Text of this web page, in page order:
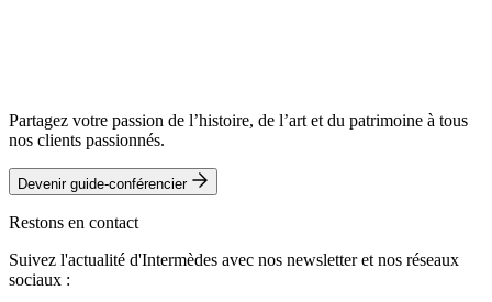
Partagez votre passion de l’histoire, de l’art et du patrimoine à tous
nos clients passionnés.
Devenir guide-conférencier
Restons en contact
Suivez l'actualité d'Intermèdes avec nos newsletter et nos réseaux
sociaux :